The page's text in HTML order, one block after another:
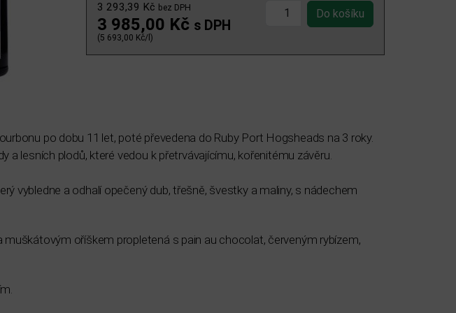
3 293,39 Kč bez DPH
3 985,00 Kč s DPH
(5 693,00 Kč/l)
po dobu 11 let, poté převedena do Ruby Port Hogsheads na 3 roky.
a lesních plodů, které vedou k přetrvávajícímu, kořenitému závěru.
vybledne a odhalí opečený dub, třešně, švestky a maliny, s nádechem
muškátovým oříškem propletená s pain au chocolat, červeným rybízem,